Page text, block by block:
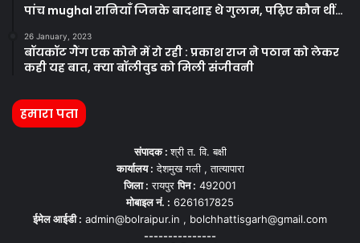
पांच mughal रानियाँ जिनके बादशाह थे गुलाम, पढ़िए कौन थीं…
26 January, 2023
बॉयकॉट गैंग एक कोने में रो रही : प्रकाश राज ने पठान को लेकर
कही यह बात, क्या बॉलीवुड को मिली संजीवनी
हमारा पता
संपादक :श्री त. वि. बक्षी
कार्यालय : देशमुख गली , तात्यापारा
जिला : रायपुरपिन : 492001
मोबाइल नं. : 6261617825
ईमेल आईडी : admin@bolraipur.in , bolchhattisgarh@gmail.com
---------------